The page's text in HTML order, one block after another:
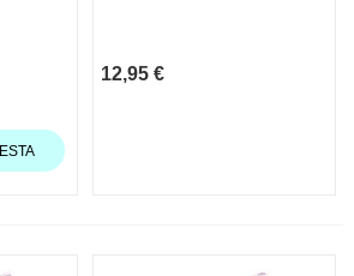
12,95 €